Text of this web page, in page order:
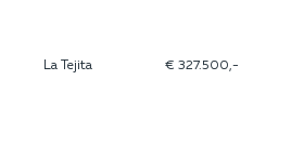
La Tejita € 327.500,-